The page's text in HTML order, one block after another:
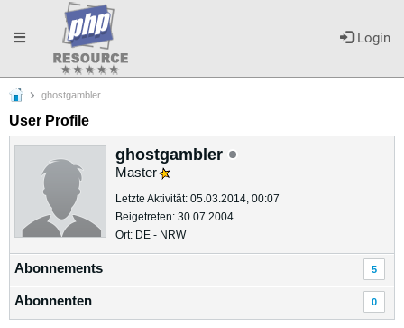
Login
Toggle
navigation
ghostgambler
User Profile
ghostgambler
Master
Letzte Aktivität: 05.03.2014, 00:07
Beigetreten: 30.07.2004
Ort: DE - NRW
Abonnements 5
Abonnenten 0